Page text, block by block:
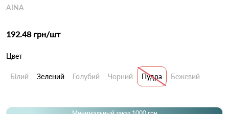
AINA
192.48 грн/шт
Цвет
Білий Зелений Голубий Чорний Пудра Бежевий